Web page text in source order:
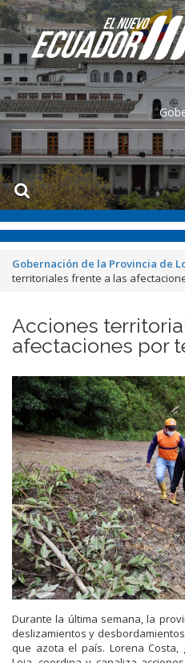
Gobernación de la Provincia de
territoriales frente a las
Acciones
afectaciones por
Durante la última semana, la
deslizamientos y
que azota el país. Lorena